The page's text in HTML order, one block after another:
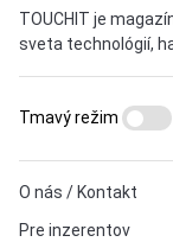
TOUCHIT je
sveta technológií,
O nás / Kontakt
Pre inzerentov
Tmavý režim